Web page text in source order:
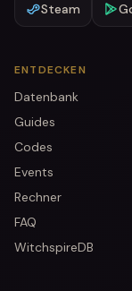
Steam
ENTDECKEN
Datenbank
Guides
Codes
Events
Rechner
FAQ
WitchspireDB